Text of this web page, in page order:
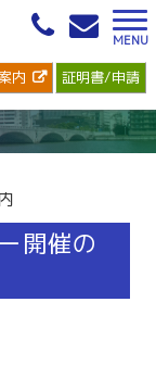
内 証明書/申請
開催の